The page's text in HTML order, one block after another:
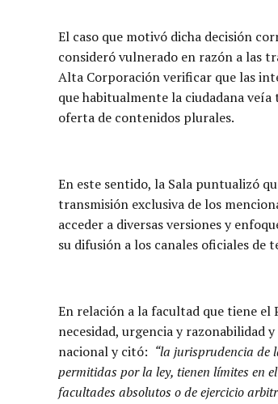
El caso que motivó dicha decisión
consideró vulnerado en razón a las
Alta Corporación verificar que las
que habitualmente la ciudadana
oferta de contenidos plurales.
En este sentido, la Sala puntualizó
transmisión exclusiva de los
acceder a diversas versiones y
su difusión a los canales oficiales de
En relación a la facultad que tiene
necesidad, urgencia y razonabilidad
nacional y citó: “la jurisprudencia de
permitidas por la ley, tienen límites en
facultades absolutos o de ejercicio